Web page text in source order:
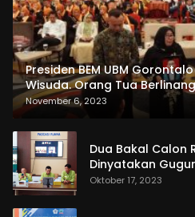
Presiden BEM UBM
Wisuda. Orang Tua
dan Pemasangan Salempang
November 6, 2023
Dua Bakal Calon
Dinyatakan Gugur
Oktober 17, 2023